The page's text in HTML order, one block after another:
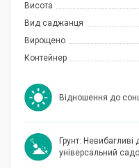
Висота
Вид саджанця
Вирощено
Контейнер
Відношення до
Грунт: Невибагливі
універсальний